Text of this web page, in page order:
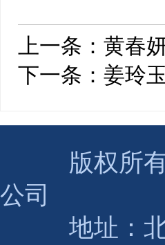
上一条： 黄春
下一条： 姜玲
版权所有：
公司
地址：北京